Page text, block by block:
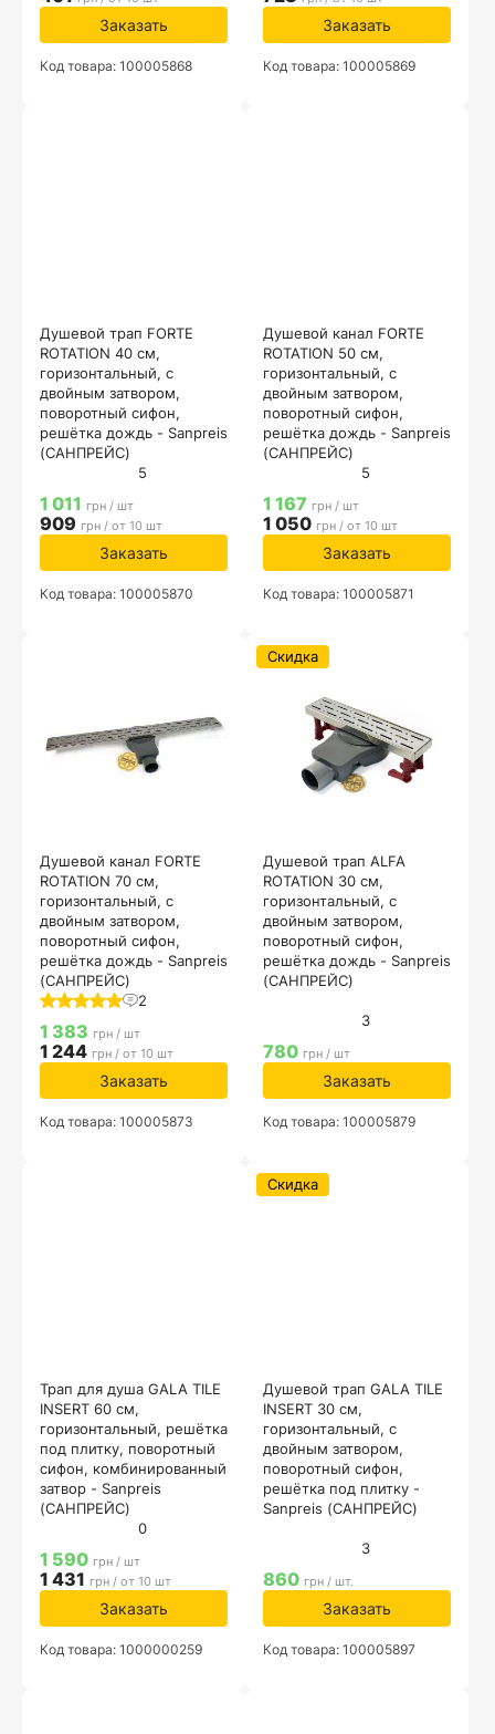
Заказать
Код товара: 100005868
Заказать
Код товара: 100005869
Душевой трап FORTE
ROTATION 40 см,
горизонтальный, с
двойным затвором,
поворотный сифон,
решётка дождь - Sanpreis
(САНПРЕЙС)
5
1 011 грн / шт
909 грн / от 10 шт
Заказать
Код товара: 100005870
Душевой канал FORTE
ROTATION 50 см,
горизонтальный, с
двойным затвором,
поворотный сифон,
решётка дождь - Sanpreis
(САНПРЕЙС)
5
1 167 грн / шт
1 050 грн / от 10 шт
Заказать
Код товара: 100005871
Душевой канал FORTE
ROTATION 70 см,
горизонтальный, с
двойным затвором,
поворотный сифон,
решётка дождь - Sanpreis
(САНПРЕЙС)
2
1 383 грн / шт
1 244 грн / от 10 шт
Заказать
Код товара: 100005873
Душевой трап ALFA
ROTATION 30 см,
горизонтальный, с
двойным затвором,
поворотный сифон,
решётка дождь - Sanpreis
(САНПРЕЙС)
3
Скидка
780 грн / шт
Заказать
Код товара: 100005879
Трап для душа GALA TILE
INSERT 60 см,
горизонтальный, решётка
под плитку, поворотный
сифон, комбинированный
затвор - Sanpreis
(САНПРЕЙС)
0
1 590 грн / шт
1 431 грн / от 10 шт
Заказать
Код товара: 1000000259
Душевой трап GALA TILE
INSERT 30 см,
горизонтальный, с
двойным затвором,
поворотный сифон,
решётка под плитку -
Sanpreis (САНПРЕЙС)
3
Скидка
860 грн / шт.
Заказать
Код товара: 100005897